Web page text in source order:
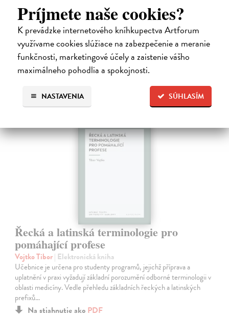
Príjmete naše cookies?
K prevádzke internetového kníhkupectva Artforum
využívame cookies slúžiace na zabezpečenie a meranie
funkčnosti, marketingové účely a zaistenie vášho
maximálneho pohodlia a spokojnosti.
SÚHLASÍM
NASTAVENIA
Na stiahnutie akoPDF
9,00 €
Řecká a latinská terminologie pro
pomáhající profese
Vojtko Tibor| Elektronická kniha
Učebnice je určena pro studenty programů, jejichž příprava a
uplatnění v praxi vyžadují základní porozumění odborné terminologii v
oblasti medicíny. Vedle přehledu základních řeckých a latinských
prefixů…
Na stiahnutie ako PDF